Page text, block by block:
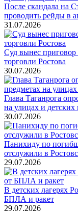
После скандала на
проводить рейды в
31.07.2026
Суд вынес
торговли Ростова
30.07.2026
Глава Таганрога
на улицах и
30.07.2026
Панихиду по
отслужили в
29.07.2026
В детских лагерях
БПЛА и ракет
29.07.2026